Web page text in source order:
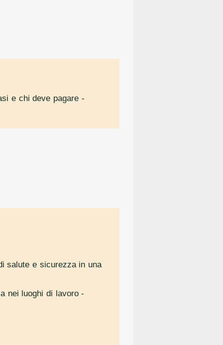
e chi deve pagare -
salute e sicurezza in una
nei luoghi di lavoro-